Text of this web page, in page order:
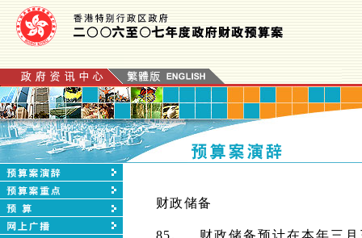
财政储备
85. 财政储备预计在本年三